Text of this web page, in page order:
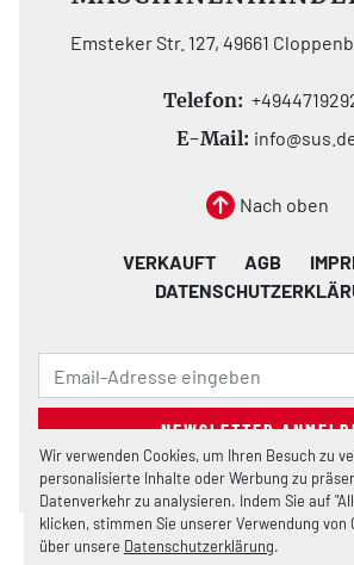
Wir verwenden Cookies, um Ihren Besuch zu
personalisierte Inhalte oder Werbung zu
Datenverkehr zu analysieren. Indem Sie auf
klicken, stimmen Sie unserer Verwendung von
über unsere Datenschutzerklärung.
Emsteker Str. 127, 49661
Telefon:
E-Mail:
Nach oben
VERKAUFT AGB
NEWSLETTER
Cookie-Einstellungen